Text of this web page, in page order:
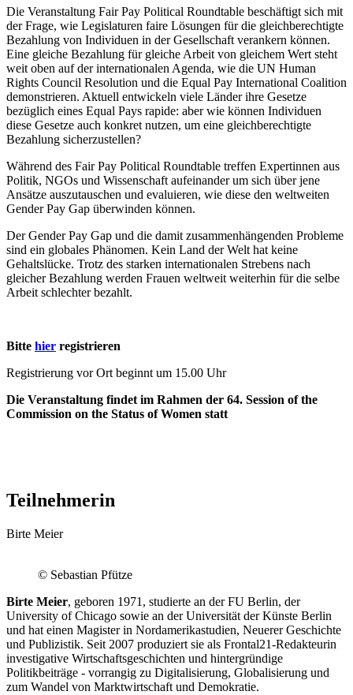
Die Veranstaltung Fair Pay Political Roundtable beschäftigt sich mit
der Frage, wie Legislaturen faire Lösungen für die gleichberechtigte
Bezahlung von Individuen in der Gesellschaft verankern können.
Eine gleiche Bezahlung für gleiche Arbeit von gleichem Wert steht
weit oben auf der internationalen Agenda, wie die UN Human
Rights Council Resolution und die Equal Pay International Coalition
demonstrieren. Aktuell entwickeln viele Länder ihre Gesetze
bezüglich eines Equal Pays rapide: aber wie können Individuen
diese Gesetze auch konkret nutzen, um eine gleichberechtigte
Bezahlung sicherzustellen?
Während des Fair Pay Political Roundtable treffen Expertinnen aus
Politik, NGOs und Wissenschaft aufeinander um sich über jene
Ansätze auszutauschen und evaluieren, wie diese den weltweiten
Gender Pay Gap überwinden können.
Der Gender Pay Gap und die damit zusammenhängenden Probleme
sind ein globales Phänomen. Kein Land der Welt hat keine
Gehaltslücke. Trotz des starken internationalen Strebens nach
gleicher Bezahlung werden Frauen weltweit weiterhin für die selbe
Arbeit schlechter bezahlt.
Bitte hier registrieren
Registrierung vor Ort beginnt um 15.00 Uhr
Die Veranstaltung findet im Rahmen der 64. Session of the
Commission on the Status of Women statt
Teilnehmerin
Birte Meier
© Sebastian Pfütze
Birte Meier, geboren 1971, studierte an der FU Berlin, der
University of Chicago sowie an der Universität der Künste Berlin
und hat einen Magister in Nordamerikastudien, Neuerer Geschichte
und Publizistik. Seit 2007 produziert sie als Frontal21-Redakteurin
investigative Wirtschaftsgeschichten und hintergründige
Politikbeiträge - vorrangig zu Digitalisierung, Globalisierung und
zum Wandel von Marktwirtschaft und Demokratie.